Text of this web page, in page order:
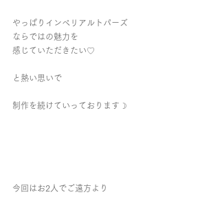
やっぱりインペリアルトパーズ
ならではの魅力を
感じていただきたい♡
と熱い思いで
制作を続けていっております☽︎
今回はお2人でご遠方より